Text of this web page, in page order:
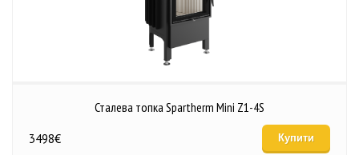
Сталева топка Spartherm Mini Z1-4S
3498€ Купити